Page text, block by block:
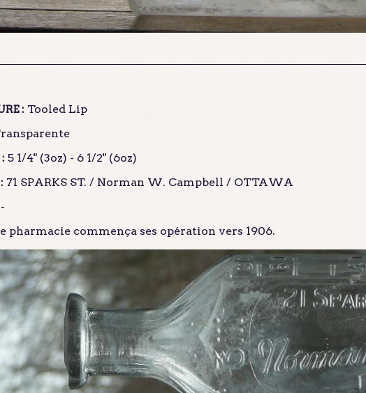
: Tooled Lip
5 1/4" (3oz) - 6 1/2" (6oz)
71 SPARKS ST. / Norman W. Campbell / OTTAWA
-
pharmacie commença ses opération vers 1906.